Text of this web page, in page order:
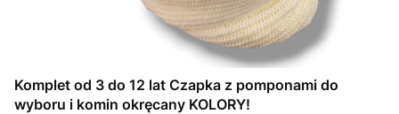
Komplet od 3 do 12 lat Czapka z pomponami do
wyboru i komin okręcany KOLORY!